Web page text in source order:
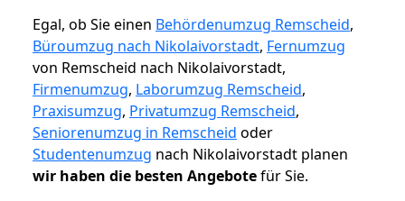
Egal, ob Sie einen Behördenumzug Remscheid,
Büroumzug nach Nikolaivorstadt, Fernumzug
von Remscheid nach Nikolaivorstadt,
Firmenumzug, Laborumzug Remscheid,
Praxisumzug, Privatumzug Remscheid,
Seniorenumzug in Remscheid oder
Studentenumzug nach Nikolaivorstadt planen
wir haben die besten Angebotefür Sie.